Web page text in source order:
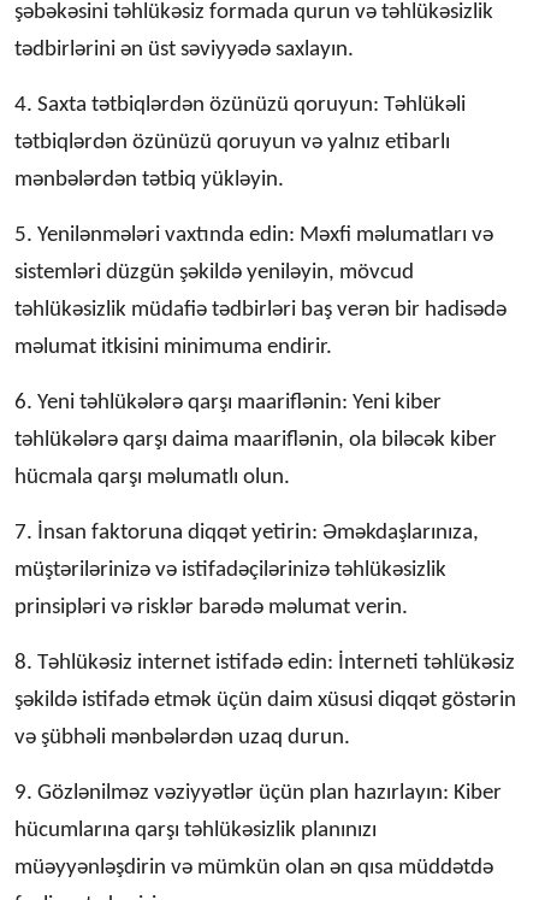
şəbəkəsini təhlükəsiz formada qurun və təhlükəsizlik
tədbirlərini ən üst səviyyədə saxlayın.
4. Saxta tətbiqlərdən özünüzü qoruyun: Təhlükəli
tətbiqlərdən özünüzü qoruyun və yalnız etibarlı
mənbələrdən tətbiq yükləyin.
5. Yenilənmələri vaxtında edin: Məxfi məlumatları və
sistemləri düzgün şəkildə yeniləyin, mövcud
təhlükəsizlik müdafiə tədbirləri baş verən bir hadisədə
məlumat itkisini minimuma endirir.
6. Yeni təhlükələrə qarşı maariflənin: Yeni kiber
təhlükələrə qarşı daima maariflənin, ola biləcək kiber
hücmala qarşı məlumatlı olun.
7. İnsan faktoruna diqqət yetirin: Əməkdaşlarınıza,
müştərilərinizə və istifadəçilərinizə təhlükəsizlik
prinsipləri və risklər barədə məlumat verin.
8. Təhlükəsiz internet istifadə edin: İnterneti təhlükəsiz
şəkildə istifadə etmək üçün daim xüsusi diqqət göstərin
və şübhəli mənbələrdən uzaq durun.
9. Gözlənilməz vəziyyətlər üçün plan hazırlayın: Kiber
hücumlarına qarşı təhlükəsizlik planınızı
müəyyənləşdirin və mümkün olan ən qısa müddətdə